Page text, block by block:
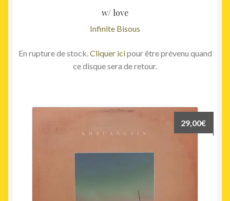
w/ love
Infinite Bisous
En rupture de stock. Cliquer icipour être prévenu quand
ce disque sera de retour.
29,00€